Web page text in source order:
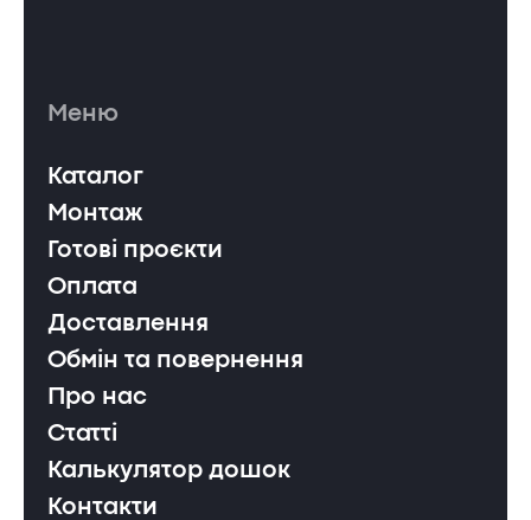
Меню
Каталог
Монтаж
Готові проєкти
Оплата
Доставлення
Обмін та повернення
Про нас
Статті
Калькулятор дошок
Контакти